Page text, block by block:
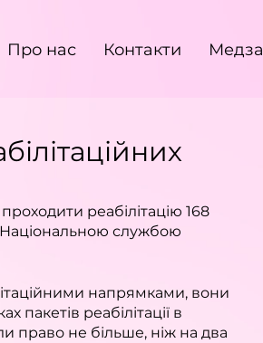
Про нас Контакти
реабілітацію 168
Національною службою
напрямками, вони
пакетів реабілітації в
право не більше, ніж на два